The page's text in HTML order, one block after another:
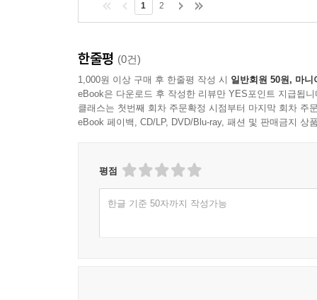
1 2
한줄평 (0건)
1,000원 이상 구매 후 한줄평 작성 시 일반회원 50원, 마니
eBook은 다운로드 후 작성한 리뷰만 YES포인트 지급됩니
클래스는 첫번째 회차 주문확정 시점부터 마지막 회차 주
eBook 페이백, CD/LP, DVD/Blu-ray, 패션 및 판매금지 상
평점
한글 기준 50자까지 작성가능